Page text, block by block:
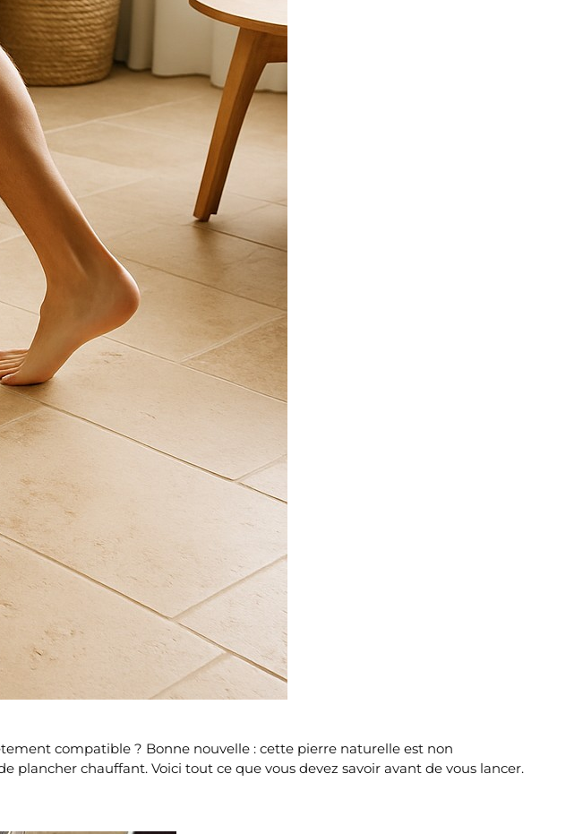
compatible ? Bonne nouvelle : cette pierre naturelle est non
chauffant. Voici tout ce que vous devez savoir avant de vous lancer.